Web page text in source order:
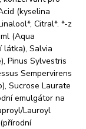
(kyselina
Citral*. *-z
(Aqua
látka), Salvia
Pinus Sylvestris
Sempervirens
Sucrose Laurate
emulgátor na
Lauroyl